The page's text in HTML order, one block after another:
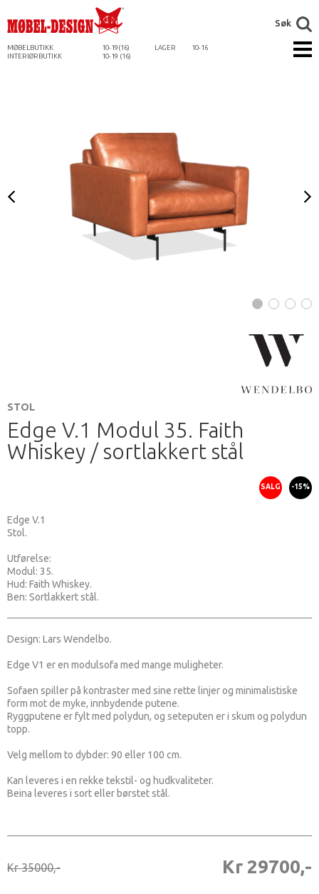
MØBELBUTIKK 10-19(16) LAGER
10-16
INTERIØRBUTIKK
10-19 (16)
Søk
STOL
Edge V.1 Modul 35. Faith
Whiskey / sortlakkert stål
SALG -15%
Edge V.1
Stol.
Utførelse:
Modul: 35.
Hud: Faith Whiskey.
Ben: Sortlakkert stål.
Design: Lars Wendelbo.
Edge V1 er en modulsofa med mange muligheter.
Sofaen spiller på kontraster med sine rette linjer og minimalistiske
form mot de myke, innbydende putene.
Ryggputene er fylt med polydun, og seteputen er i skum og polydun
topp.
Velg mellom to dybder: 90 eller 100 cm.
Kan leveres i en rekke tekstil- og hudkvaliteter.
Beina leveres i sort eller børstet stål.
Kr 35000,- Kr 29700,-